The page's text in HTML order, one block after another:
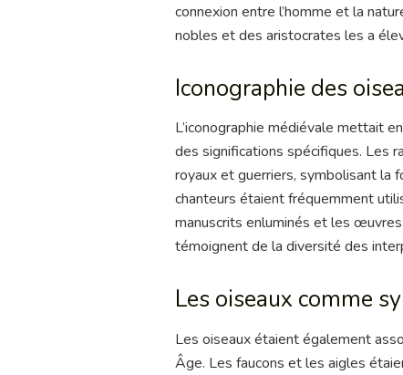
connexion entre l’homme et la
nobles et des aristocrates les a
Iconographie des
L’iconographie médiévale mettait
des significations spécifiques. Les
royaux et guerriers, symbolisant la
chanteurs étaient fréquemment
manuscrits enluminés et les
témoignent de la diversité des
Les oiseaux comme
Les oiseaux étaient également
Âge. Les faucons et les aigles